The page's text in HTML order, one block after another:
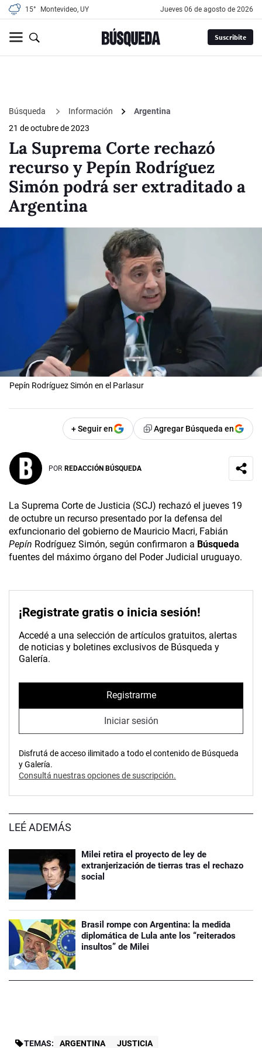
15° Montevideo, UY jueves 06 de agosto de 2026
Suscribite
Búsqueda Información
Argentina
21 de octubre de 2023
La Suprema Corte rechazó
recurso y Pepín Rodríguez
Simón podrá ser extraditado a
Argentina
Pepín Rodríguez Simón en el Parlasur
+ Seguir en Agregar Búsqueda en
POR REDACCIÓN BÚSQUEDA
La Suprema Corte de Justicia (SCJ) rechazó el jueves 19
de octubre un recurso presentado por la defensa del
exfuncionario del gobierno de Mauricio Macri, Fabián
Pepín Rodríguez Simón, según confirmaron a Búsqueda
fuentes del máximo órgano del Poder Judicial uruguayo.
¡Registrate gratis o inicia sesión!
Accedé a una selección de artículos gratuitos, alertas
de noticias y boletines exclusivos de Búsqueda y
Galería.
Registrarme
Iniciar sesión
Disfrutá de acceso ilimitado a todo el contenido de Búsqueda
y Galería.
Consultá nuestras opciones de suscripción.
LEÉ ADEMÁS
Milei retira el proyecto de ley de
extranjerización de tierras tras el rechazo
social
Brasil rompe con Argentina: la medida
diplomática de Lula ante los “reiterados
insultos” de Milei
TEMAS: ARGENTINA JUSTICIA